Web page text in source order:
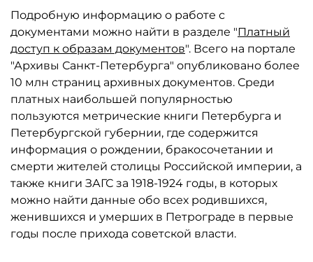
Подробную информацию о работе с
документами можно найти в разделе "Платный
доступ к образам документов". Всего на портале
"Архивы Санкт-Петербурга" опубликовано более
10 млн страниц архивных документов. Среди
платных наибольшей популярностью
пользуются метрические книги Петербурга и
Петербургской губернии, где содержится
информация о рождении, бракосочетании и
смерти жителей столицы Российской империи, а
также книги ЗАГС за 1918-1924 годы, в которых
можно найти данные обо всех родившихся,
женившихся и умерших в Петрограде в первые
годы после прихода советской власти.